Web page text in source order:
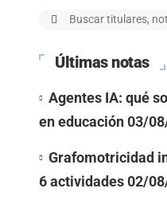
Últimas notas
Agentes IA: qué
en educación03/
Grafomotricidad
6 actividades02/